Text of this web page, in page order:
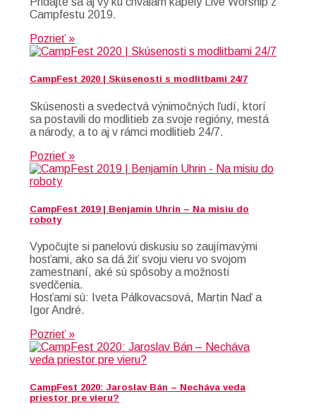
Campfestu 2019.
Pozrieť »
CampFest 2020 | Skúsenosti s modlitbami 24/7
Skúsenosti a svedectvá výnimočných ľudí, ktorí
sa postavili do modlitieb za svoje regióny, mestá
a národy, a to aj v rámci modlitieb 24/7.
Pozrieť »
CampFest 2019 | Benjamín Uhrin – Na misiu do
roboty
Vypočujte si panelovú diskusiu so zaujímavými
hosťami, ako sa dá žiť svoju vieru vo svojom
zamestnaní, aké sú spôsoby a možnosti
svedčenia.
Hosťami sú: Iveta Pálkovacsová, Martin Naď a
Igor André.
Pozrieť »
CampFest 2020: Jaroslav Bán – Necháva veda
priestor pre vieru?